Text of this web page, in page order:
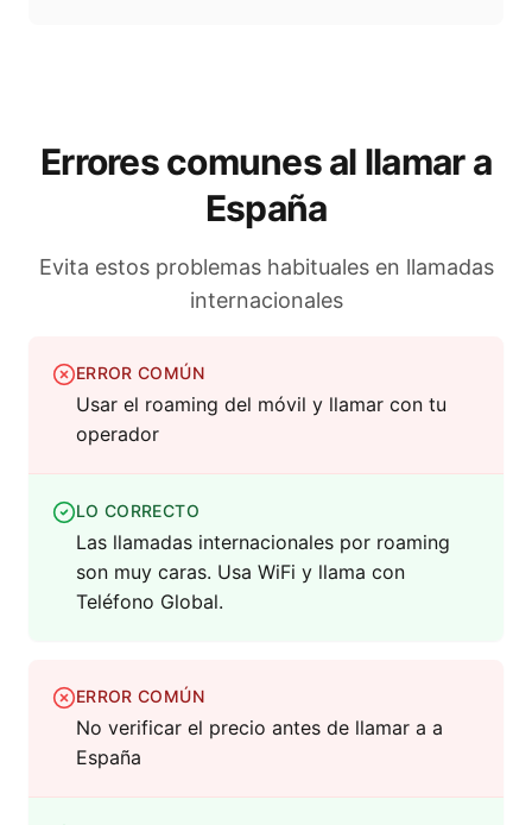
Errores comunes al llamar a
España
Evita estos problemas habituales en llamadas
internacionales
ERROR COMÚN
Usar el roaming del móvil y llamar con tu
operador
LO CORRECTO
Las llamadas internacionales por roaming
son muy caras. Usa WiFi y llama con
Teléfono Global.
ERROR COMÚN
No verificar el precio antes de llamar a a
España